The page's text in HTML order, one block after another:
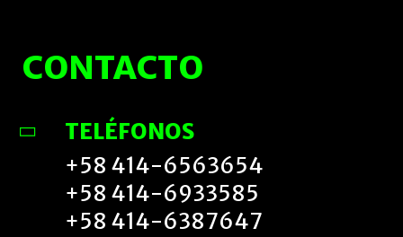
CONTACTO
TELÉFONOS
+58 414-6563654
+58 414-6933585
+58 414-6387647